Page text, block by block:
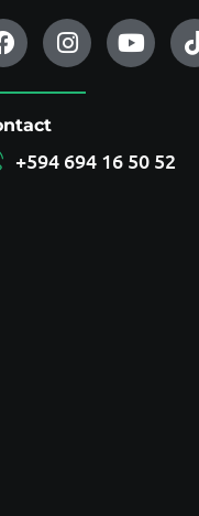
+594 694 16 50 52